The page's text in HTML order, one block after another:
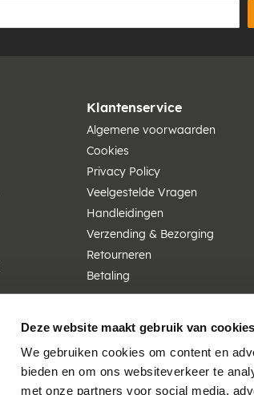
Deze website maakt gebruik van cookies
We gebruiken cookies om content en
bieden en om ons websiteverkeer te
met onze partners voor social media,
Klantenservice
Algemene voorwaarden
Cookies
Privacy Policy
Veelgestelde Vragen
Handleidingen
Verzending & Bezorging
Retourneren
Betaling